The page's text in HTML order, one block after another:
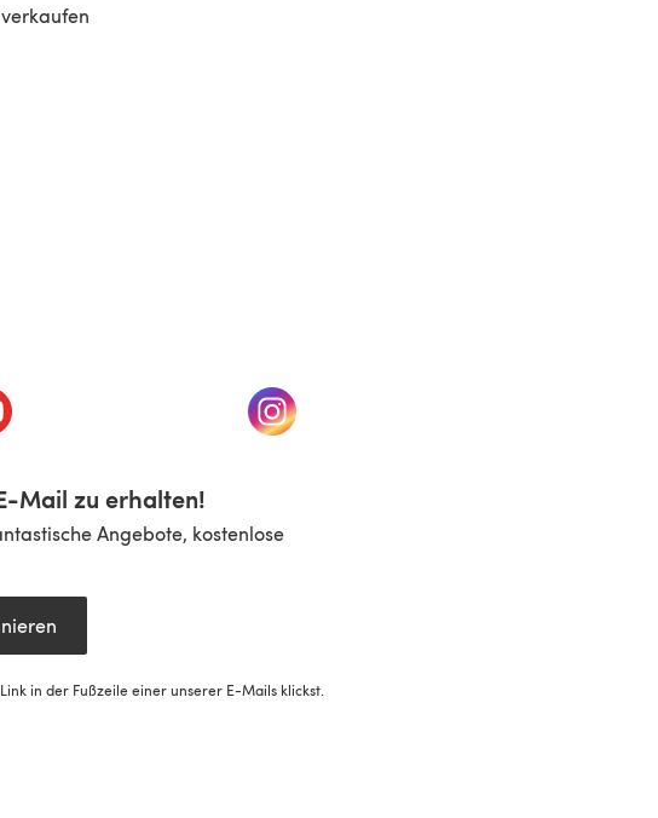
sich in einem neuen Tab)(öffnet sich in einem neuen Tab)
Mail zu erhalten!
Angebote, kostenlose
in der Fußzeile einer unserer E-Mails klickst.